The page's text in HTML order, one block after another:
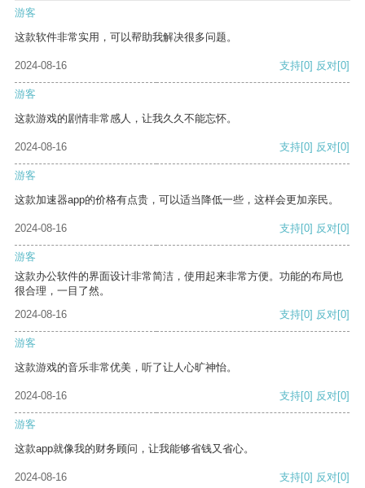
游客
这款软件非常实用，可以帮助我解决很多问题。
2024-08-16 支持[0] 反对[0]
游客
这款游戏的剧情非常感人，让我久久不能忘怀。
2024-08-16 支持[0] 反对[0]
游客
这款加速器app的价格有点贵，可以适当降低一些，这样会更加亲民。
2024-08-16 支持[0] 反对[0]
游客
这款办公软件的界面设计非常简洁，使用起来非常方便。功能的布局也
很合理，一目了然。
2024-08-16
支持[0] 反对[0]
游客
这款游戏的音乐非常优美，听了让人心旷神怡。
2024-08-16 支持[0] 反对[0]
游客
这款app就像我的财务顾问，让我能够省钱又省心。
2024-08-16 支持[0] 反对[0]